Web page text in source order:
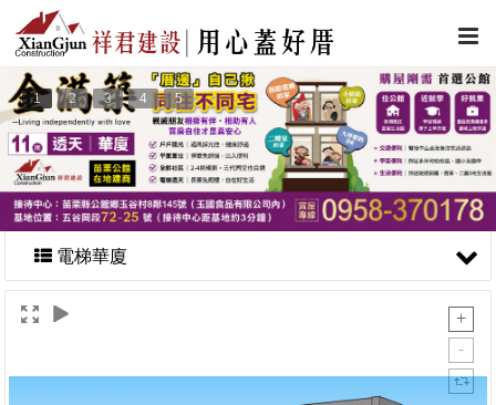
1 2 3 4 5
電梯華廈